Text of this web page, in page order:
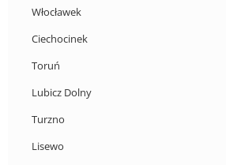
Włocławek
Ciechocinek
Toruń
Lubicz Dolny
Turzno
Lisewo